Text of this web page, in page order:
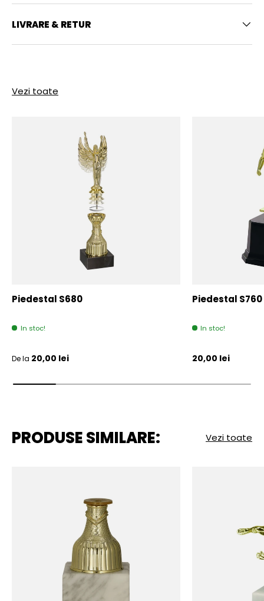
LIVRARE & RETUR
Vezi toate
Piedestal S680
In stoc!
Pret initial
De la 20,00 lei
Piedestal S760
In stoc!
Pret initial
20,00 lei
PRODUSE SIMILARE: Vezi toate